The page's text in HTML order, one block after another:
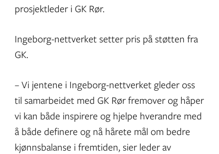
prosjektleder i GK Rør.
Ingeborg-nettverket setter pris på støtten fra
GK.
– Vi jentene i Ingeborg-nettverket gleder oss
til samarbeidet med GK Rør fremover og håper
vi kan både inspirere og hjelpe hverandre med
å både definere og nå hårete mål om bedre
kjønnsbalanse i fremtiden, sier leder av